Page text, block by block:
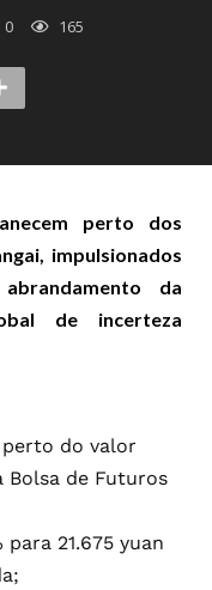
0 165
perto dos
impulsionados
da
de incerteza
do valor
Bolsa de Futuros
21.675 yuan